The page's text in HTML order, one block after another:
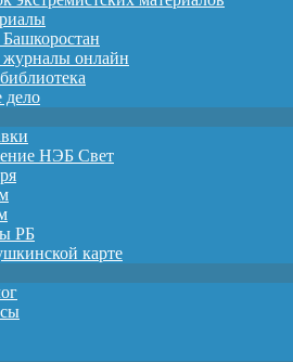
онлайн
дело
НЭБ Свет
РБ
карте